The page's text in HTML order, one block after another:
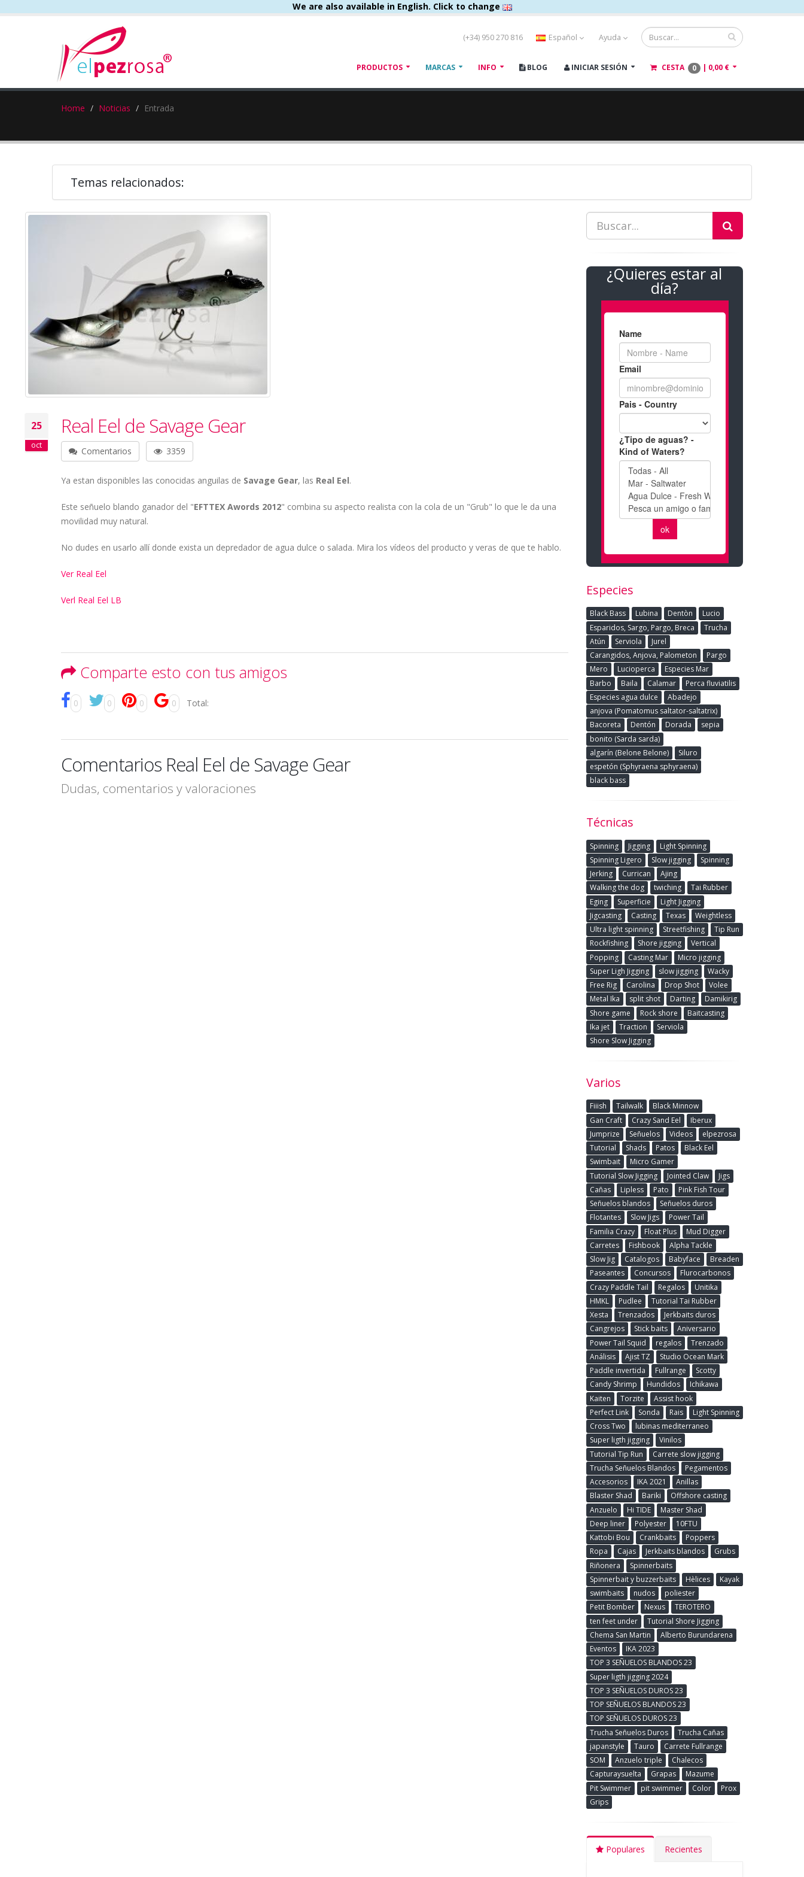
We are also available in English. Click to change
(+34) 950 270 816 Español Ayuda
PRODUCTOS MARCAS INFO BLOG INICIAR SESIÓN CESTA 0 | 0,00 €
Home Noticias Entrada
Temas relacionados:
25
oct
Real Eel de Savage Gear
Comentarios 3359
Ya estan disponibles las conocidas anguilas de Savage Gear, las Real Eel.
Este señuelo blando ganador del "EFTTEX Awords 2012" combina su aspecto realista con la cola de un "Grub" lo que le da una
movilidad muy natural.
No dudes en usarlo allí donde exista un depredador de agua dulce o salada. Mira los vídeos del producto y veras de que te hablo.
Ver Real Eel
Verl Real Eel LB
Comparte esto con tus amigos
0 0 0 0 Total:
Comentarios Real Eel de Savage Gear
Dudas, comentarios y valoraciones
¿Quieres estar al
día?
Especies
Black Bass Lubina Dentòn
Lucio
Esparidos, Sargo, Pargo, Breca
Trucha
Atún
Serviola
Jurel
Carangidos, Anjova, Palometon
Pargo
Mero
Lucioperca
Especies Mar
Barbo
Baila Calamar
Perca fluviatilis
Especies agua dulce
Abadejo
anjova (Pomatomus saltator-saltatrix)
Bacoreta
Dentón Dorada
sepia
bonito (Sarda sarda)
algarín (Belone Belone)
Siluro
espetón (Sphyraena sphyraena)
black bass
Técnicas
Spinning Jigging
Light Spinning
Spinning Ligero
Slow jigging
Spinning
Jerking
Currican
Ajing
Walking the dog
twiching
Tai Rubber
Eging
Superficie
Light Jigging
Jigcasting
Casting Texas
Weightless
Ultra light spinning
Streetfishing
Tip Run
Rockfishing
Shore jigging
Vertical
Popping
Casting Mar
Micro jigging
Super Ligh Jigging
slow jigging
Wacky
Free Rig
Carolina Drop Shot
Volee
Metal Ika
split shot Darting
Damikirig
Shore game
Rock shore
Baitcasting
Ika jet
Traction
Serviola
Shore Slow Jigging
Varios
Fiiish Tailwalk
Black Minnow
Gan Craft
Crazy Sand Eel
Iberux
Jumprize
Señuelos Videos
elpezrosa
Tutorial
Shads Patos
Black Eel
Swimbait
Micro Gamer
Tutorial Slow Jigging
Jointed Claw
Jigs
Cañas
Lipless Pato
Pink Fish Tour
Señuelos blandos
Señuelos duros
Flotantes
Slow Jigs
Power Tail
Familia Crazy
Float Plus
Mud Digger
Carretes
Fishbook
Alpha Tackle
Slow Jig
Catalogos Babyface
Breaden
Paseantes
Concursos
Flurocarbonos
Crazy Paddle Tail
Regalos
Unitika
HMKL
Pudlee
Tutorial Tai Rubber
Xesta
Trenzados
Jerkbaits duros
Cangrejos
Stick baits
Aniversario
Power Tail Squid
regalos
Trenzado
Análisis
Ajist TZ
Studio Ocean Mark
Paddle invertida
Fullrange
Scotty
Candy Shrimp
Hundidos
Ichikawa
Kaiten
Torzite
Assist hook
Perfect Link
Sonda Rais
Light Spinning
Cross Two
lubinas mediterraneo
Super ligth jigging
Vinilos
Tutorial Tip Run
Carrete slow jigging
Trucha Señuelos Blandos
Pegamentos
Accesorios
IKA 2021
Anillas
Blaster Shad
Bariki
Offshore casting
Anzuelo
Hi TIDE
Master Shad
Deep liner
Polyester
10FTU
Kattobi Bou
Crankbaits
Poppers
Ropa
Cajas Jerkbaits blandos
Grubs
Riñonera
Spinnerbaits
Spinnerbait y buzzerbaits
Hèlices
Kayak
swimbaits
nudos
poliester
Petit Bomber
Nexus
TEROTERO
ten feet under
Tutorial Shore Jigging
Chema San Martin
Alberto Burundarena
Eventos
IKA 2023
TOP 3 SEÑUELOS BLANDOS 23
Super ligth jigging 2024
TOP 3 SEÑUELOS DUROS 23
TOP SEÑUELOS BLANDOS 23
TOP SEÑUELOS DUROS 23
Trucha Señuelos Duros
Trucha Cañas
japanstyle
Tauro
Carrete Fullrange
SOM
Anzuelo triple
Chalecos
Capturaysuelta
Grapas
Mazume
Pit Swimmer
pit swimmer Color
Prox
Grips
Populares Recientes